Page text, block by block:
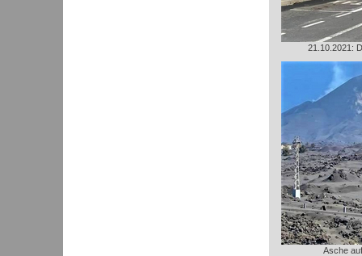
21.10.2021:
Asche